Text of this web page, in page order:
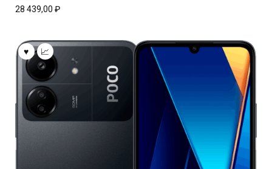
28 439,00 ₽